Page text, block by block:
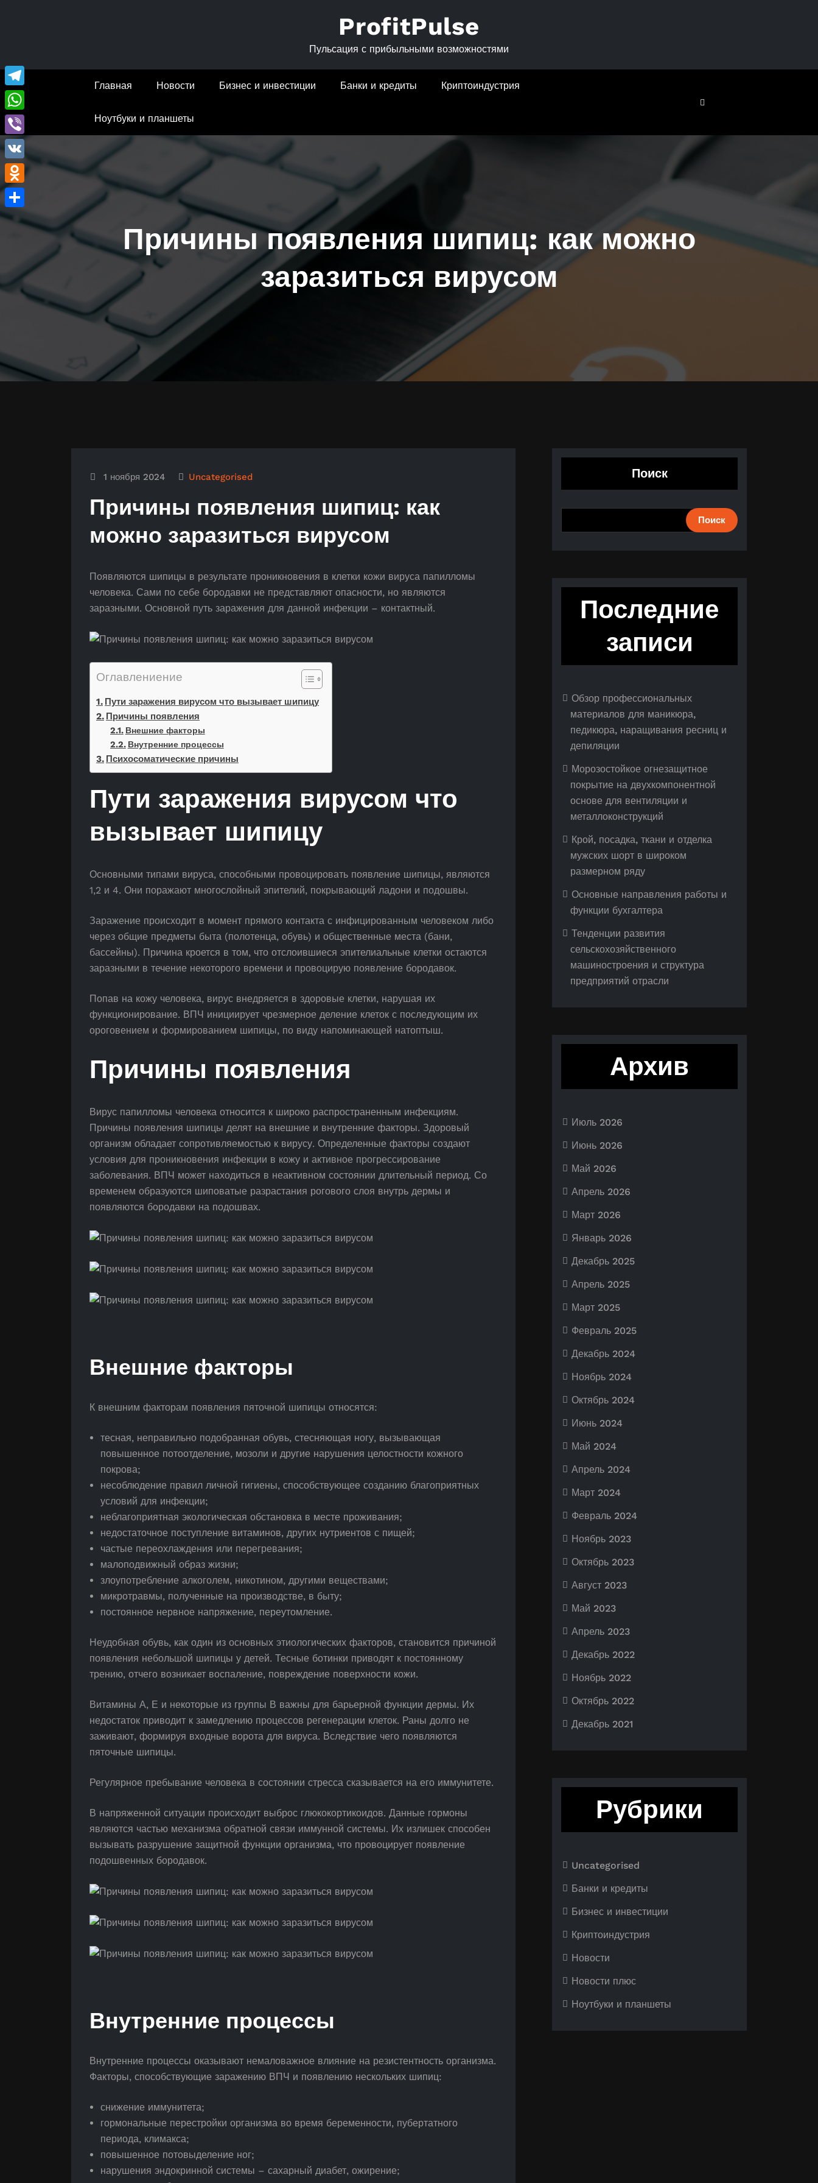
ProfitPulse
Пульсация с прибыльными возможностями
Главная Новости Бизнес и инвестиции Банки и кредиты Криптоиндустрия
Ноутбуки и планшеты
Причины появления шипиц: как можно
заразиться вирусом
1 ноября 2024 Uncategorised
Причины появления шипиц: как
можно заразиться вирусом
Появляются шипицы в результате проникновения в клетки кожи вируса папилломы
человека. Сами по себе бородавки не представляют опасности, но являются
заразными. Основной путь заражения для данной инфекции – контактный.
Оглавлениение
Пути заражения вирусом что вызывает шипицу
Причины появления
Внешние факторы
Внутренние процессы
Психосоматические причины
Пути заражения вирусом что
вызывает шипицу
Основными типами вируса, способными провоцировать появление шипицы, являются
1,2 и 4. Они поражают многослойный эпителий, покрывающий ладони и подошвы.
Заражение происходит в момент прямого контакта с инфицированным человеком либо
через общие предметы быта (полотенца, обувь) и общественные места (бани,
бассейны). Причина кроется в том, что отслоившиеся эпителиальные клетки остаются
заразными в течение некоторого времени и провоцирую появление бородавок.
Попав на кожу человека, вирус внедряется в здоровые клетки, нарушая их
функционирование. ВПЧ инициирует чрезмерное деление клеток с последующим их
ороговением и формированием шипицы, по виду напоминающей натоптыш.
Причины появления
Вирус папилломы человека относится к широко распространенным инфекциям.
Причины появления шипицы делят на внешние и внутренние факторы. Здоровый
организм обладает сопротивляемостью к вирусу. Определенные факторы создают
условия для проникновения инфекции в кожу и активное прогрессирование
заболевания. ВПЧ может находиться в неактивном состоянии длительный период. Со
временем образуются шиповатые разрастания рогового слоя внутрь дермы и
появляются бородавки на подошвах.
Внешние факторы
К внешним факторам появления пяточной шипицы относятся:
тесная, неправильно подобранная обувь, стесняющая ногу, вызывающая
повышенное потоотделение, мозоли и другие нарушения целостности кожного
покрова;
несоблюдение правил личной гигиены, способствующее созданию благоприятных
условий для инфекции;
неблагоприятная экологическая обстановка в месте проживания;
недостаточное поступление витаминов, других нутриентов с пищей;
частые переохлаждения или перегревания;
малоподвижный образ жизни;
злоупотребление алкоголем, никотином, другими веществами;
микротравмы, полученные на производстве, в быту;
постоянное нервное напряжение, переутомление.
Неудобная обувь, как один из основных этиологических факторов, становится причиной
появления небольшой шипицы у детей. Тесные ботинки приводят к постоянному
трению, отчего возникает воспаление, повреждение поверхности кожи.
Витамины А, Е и некоторые из группы В важны для барьерной функции дермы. Их
недостаток приводит к замедлению процессов регенерации клеток. Раны долго не
заживают, формируя входные ворота для вируса. Вследствие чего появляются
пяточные шипицы.
Регулярное пребывание человека в состоянии стресса сказывается на его иммунитете.
В напряженной ситуации происходит выброс глюкокортикоидов. Данные гормоны
являются частью механизма обратной связи иммунной системы. Их излишек способен
вызывать разрушение защитной функции организма, что провоцирует появление
подошвенных бородавок.
Внутренние процессы
Внутренние процессы оказывают немаловажное влияние на резистентность организма.
Факторы, способствующие заражению ВПЧ и появлению нескольких шипиц:
снижение иммунитета;
гормональные перестройки организма во время беременности, пубертатного
периода, климакса;
повышенное потовыделение ног;
нарушения эндокринной системы – сахарный диабет, ожирение;
Поиск
Поиск
Последние
записи
Обзор профессиональных
материалов для маникюра,
педикюра, наращивания ресниц и
депиляции
Морозостойкое огнезащитное
покрытие на двухкомпонентной
основе для вентиляции и
металлоконструкций
Крой, посадка, ткани и отделка
мужских шорт в широком
размерном ряду
Основные направления работы и
функции бухгалтера
Тенденции развития
сельскохозяйственного
машиностроения и структура
предприятий отрасли
Архив
Июль 2026
Июнь 2026
Май 2026
Апрель 2026
Март 2026
Январь 2026
Декабрь 2025
Апрель 2025
Март 2025
Февраль 2025
Декабрь 2024
Ноябрь 2024
Октябрь 2024
Июнь 2024
Май 2024
Апрель 2024
Март 2024
Февраль 2024
Ноябрь 2023
Октябрь 2023
Август 2023
Май 2023
Апрель 2023
Декабрь 2022
Ноябрь 2022
Октябрь 2022
Декабрь 2021
Рубрики
Uncategorised
Банки и кредиты
Бизнес и инвестиции
Криптоиндустрия
Новости
Новости плюс
Ноутбуки и планшеты
Telegram
WhatsApp
Viber
VK
Odnoklassniki
Отправить